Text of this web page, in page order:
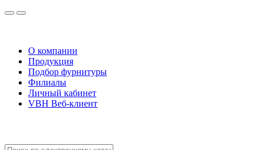
О компании
Продукция
Подбор фурнитуры
Филиалы
Личный кабинет
VBH Веб-клиент